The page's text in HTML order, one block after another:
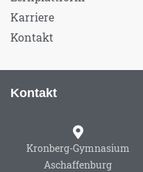
Karriere
Kontakt
Kontakt
Kronberg-Gymnasium
Aschaffenburg